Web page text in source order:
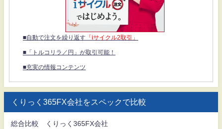
■自動で注文を繰り返す 「iサイクル2取引」
■「トルコリラ／円」が取引可能！
■充実の情報コンテンツ
くりっく365FX会社をスペックで比較
総合比較 くりっく365FX会社